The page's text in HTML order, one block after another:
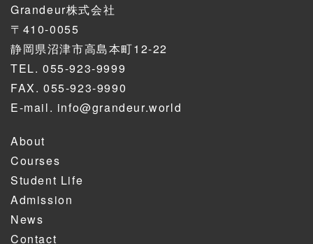
Grandeur株式会社
〒410-0055
静岡県沼津市高島本町12-22
TEL. 055-923-9999
FAX. 055-923-9990
E-mail. info@grandeur.world
About
Courses
Student Life
Admission
News
Contact